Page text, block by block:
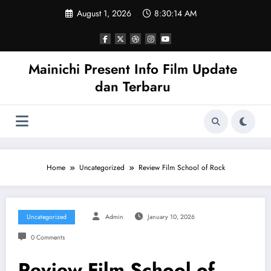
August 1, 2026 8:30:15 AM
Mainichi Present Info Film Update
dan Terbaru
Home Uncategorized Review Film School of Rock
Uncategorized Admin January 10, 2026
0 Comments